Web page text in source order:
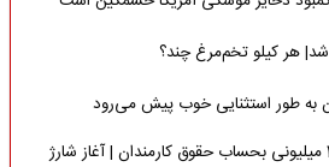
هر کیلو تخم‌مرغ چند؟
به طور استثنایی خوب پیش می‌رود
غافلگیری دولت با واریزی 4 میلیونی بحساب حقوق کارمندان | آغاز شارژ